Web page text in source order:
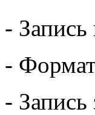
-
-
- Запись